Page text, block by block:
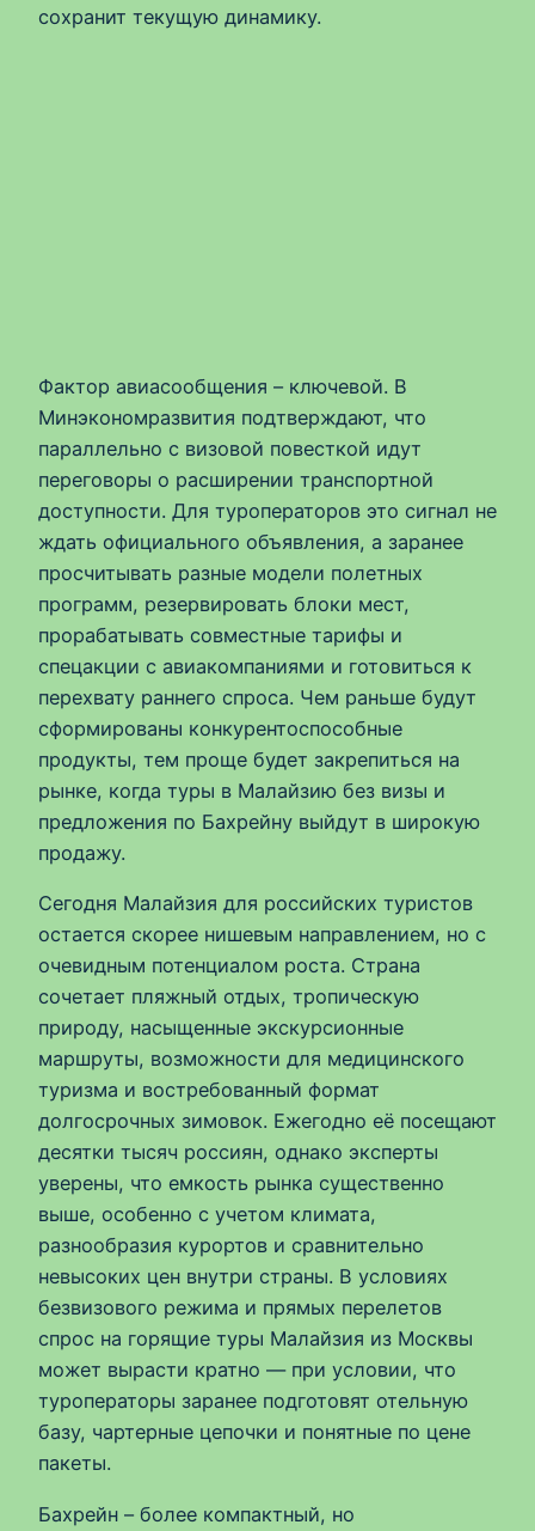
сохранит текущую динамику.
Фактор авиасообщения – ключевой. В
Минэкономразвития подтверждают, что
параллельно с визовой повесткой идут
переговоры о расширении транспортной
доступности. Для туроператоров это сигнал не
ждать официального объявления, а заранее
просчитывать разные модели полетных
программ, резервировать блоки мест,
прорабатывать совместные тарифы и
спецакции с авиакомпаниями и готовиться к
перехвату раннего спроса. Чем раньше будут
сформированы конкурентоспособные
продукты, тем проще будет закрепиться на
рынке, когда туры в Малайзию без визы и
предложения по Бахрейну выйдут в широкую
продажу.
Сегодня Малайзия для российских туристов
остается скорее нишевым направлением, но с
очевидным потенциалом роста. Страна
сочетает пляжный отдых, тропическую
природу, насыщенные экскурсионные
маршруты, возможности для медицинского
туризма и востребованный формат
долгосрочных зимовок. Ежегодно её посещают
десятки тысяч россиян, однако эксперты
уверены, что емкость рынка существенно
выше, особенно с учетом климата,
разнообразия курортов и сравнительно
невысоких цен внутри страны. В условиях
безвизового режима и прямых перелетов
спрос на горящие туры Малайзия из Москвы
может вырасти кратно — при условии, что
туроператоры заранее подготовят отельную
базу, чартерные цепочки и понятные по цене
пакеты.
Бахрейн – более компактный, но